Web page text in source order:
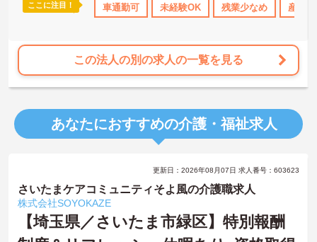
取得実績あり 社会保険完備 交通費支給
ここに注目！ 車通勤可 未経験OK 残業少なめ 産休･
この法人の別の求人の一覧を見る
あなたにおすすめの介護・福祉求人
更新日：2026年08月07日 求人番号：603623
さいたまケアコミュニティそよ風の介護職求人
株式会社SOYOKAZE
【埼玉県／さいたま市緑区】特別報酬